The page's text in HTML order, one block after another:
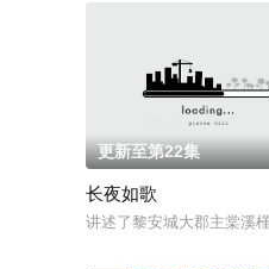
更新至第22集
长夜如歌
讲述了黎安城大郡主棠溪